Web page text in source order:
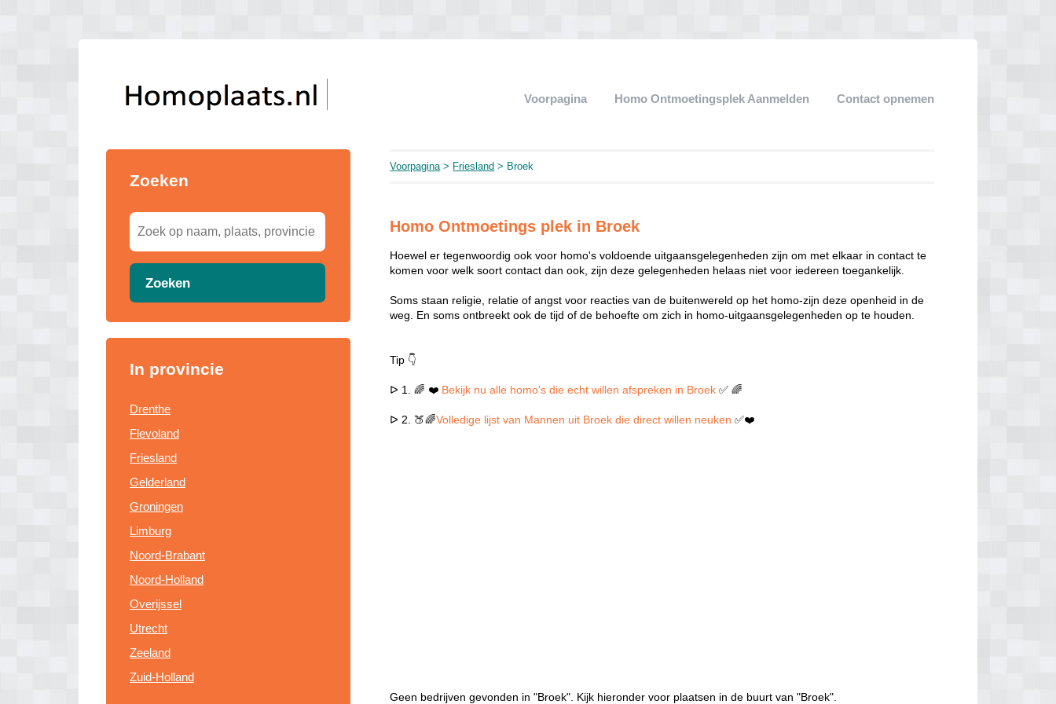
Voorpagina Homo Ontmoetingsplek Aanmelden Contact opnemen
Zoeken
Zoeken
In provincie
Drenthe
Flevoland
Friesland
Gelderland
Groningen
Limburg
Noord-Brabant
Noord-Holland
Overijssel
Utrecht
Zeeland
Zuid-Holland
Voorpagina> Friesland > Broek
Homo Ontmoetings plek in Broek
Hoewel er tegenwoordig ook voor homo's voldoende uitgaansgelegenheden zijn om met elkaar in contact te
komen voor welk soort contact dan ook, zijn deze gelegenheden helaas niet voor iedereen toegankelijk.
Soms staan religie, relatie of angst voor reacties van de buitenwereld op het homo-zijn deze openheid in de
weg. En soms ontbreekt ook de tijd of de behoefte om zich in homo-uitgaansgelegenheden op te houden.
Tip 👇
ᐅ 1. 🌈 ❤️ Bekijk nu alle homo's die echt willen afspreken in Broek ✅ 🌈
ᐅ 2. 🍑🌈Volledige lijst van Mannen uit Broek die direct willen neuken✅❤️
Geen bedrijven gevonden in "Broek". Kijk hieronder voor plaatsen in de buurt van "Broek".